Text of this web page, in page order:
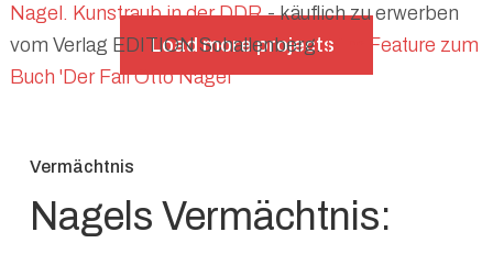
Nagel. Kunstraub in der DDR- käuflich zu erwerben
vom Verlag EDITION Schallenberg.Film Feature zum
Buch 'Der Fall Otto Nagel'
Load more projects
Vermächtnis
Nagels Vermächtnis: